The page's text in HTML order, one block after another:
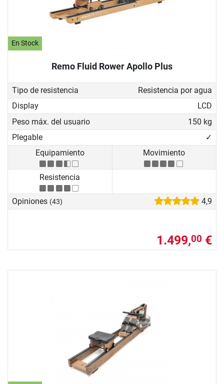
En Stock
Remo Fluid Rower Apollo Plus
Tipo de resistencia
Resistencia por agua
Display
LCD
Peso máx. del usuario
150 kg
Plegable
✓
Equipamiento
Movimiento
Resistencia
Opiniones (43) 4,9
1.499,00 €